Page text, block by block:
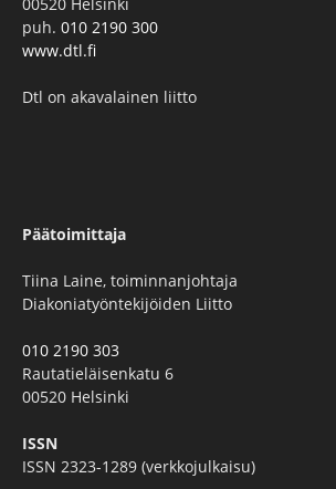
puh. 010 2190 300
www.dtl.fi
Dtl on akavalainen liitto
Päätoimittaja
Tiina Laine, toiminnanjohtaja
Diakoniatyöntekijöiden Liitto
010 2190 303
Rautatieläisenkatu 6
00520 Helsinki
ISSN
ISSN 2323-1289 (verkkojulkaisu)